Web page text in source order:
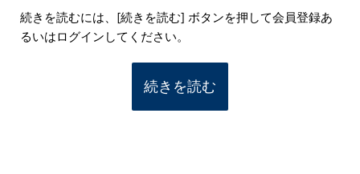
続きを読むには、[続きを読む] ボタンを押して会員登録あ
るいはログインしてください。
続きを読む